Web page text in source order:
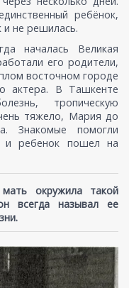
ребёнок,
не решилась.
началась Великая
его родители,
восточном городе
актера. В Ташкенте
тропическую
тяжело, Мария до
Знакомые помогли
и ребенок пошел на
окружила такой
всегда называл ее